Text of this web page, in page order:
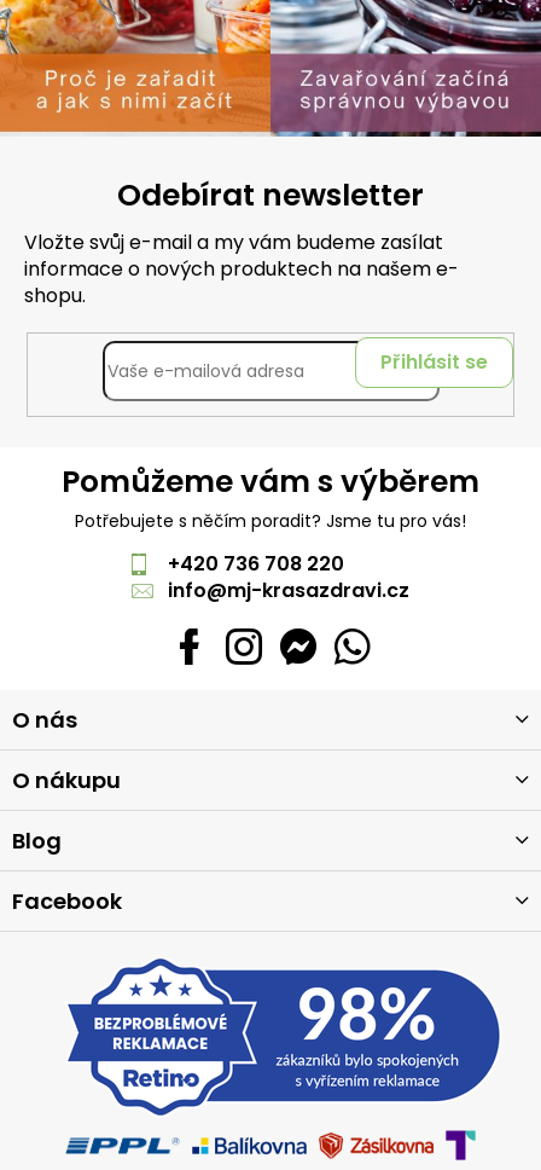
Odebírat newsletter
Vložte svůj e-mail a my vám budeme zasílat
informace o nových produktech na našem e-
shopu.
Přihlásit se
Pomůžeme vám s výběrem
Potřebujete s něčím poradit? Jsme tu pro vás!
+420 736 708 220
info@mj-krasazdravi.cz
á
p
a
t
O nás
O nákupu
Blog
Facebook